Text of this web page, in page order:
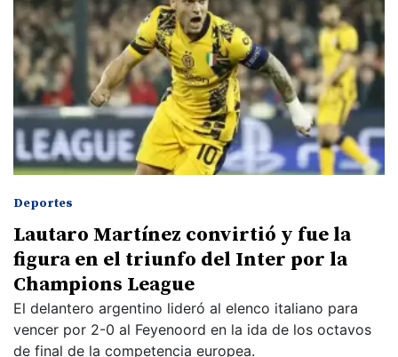
Deportes
Lautaro Martínez convirtió y fue la
figura en el triunfo del Inter por la
Champions League
El delantero argentino lideró al elenco italiano para
vencer por 2-0 al Feyenoord en la ida de los octavos
de final de la competencia europea.